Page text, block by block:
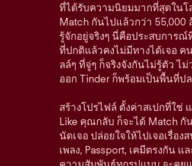
ที่ได้รับความนิยมมากที่สุดในโ
Match กันไปแล้วกว่า
รู้จักอยู่จริงๆ นี่คือประสบการณ์
ที่ปกติแล้วคงไม่มีทางได้เจอ ค
ลล์ๆ ที่จู่ๆ ก็จริงจังกันไม่รู้ตัว ไ
ออก Tinder ก็พร้อมเป็นพื้นที่ป
สร้างโปรไฟล์ ตั้งค่าสเปกที่ใช่
Like คุณกลับ ก็จะได้ Match กั
นัดเจอ ปล่อยใจให้ไปเจอเรื่อ
เพลง, Passport, เคมีตรงกัน แ